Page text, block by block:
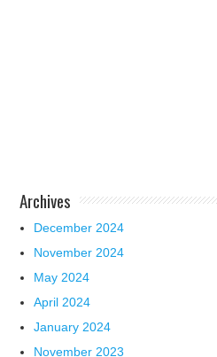
Archives
December 2024
November 2024
May 2024
April 2024
January 2024
November 2023